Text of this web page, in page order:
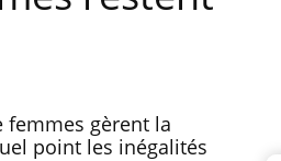
femmes gèrent la
point les inégalités